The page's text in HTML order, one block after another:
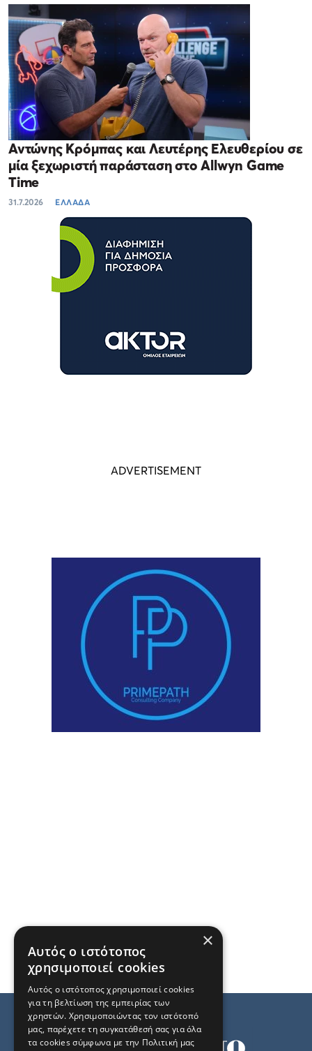
Αντώνης Κρόμπας και Λευτέρης Ελευθερίου σε
μία ξεχωριστή παράσταση στο Allwyn Game
Time
31.7.2026 ΕΛΛΑΔΑ
×
Αυτός ο ιστότοπος
χρησιμοποιεί cookies
Αυτός ο ιστότοπος χρησιμοποιεί cookies
για τη βελτίωση της εμπειρίας των
χρηστών. Χρησιμοποιώντας τον ιστότοπό
μας, παρέχετε τη συγκατάθεσή σας για όλα
τα cookies σύμφωνα με την Πολιτική μας